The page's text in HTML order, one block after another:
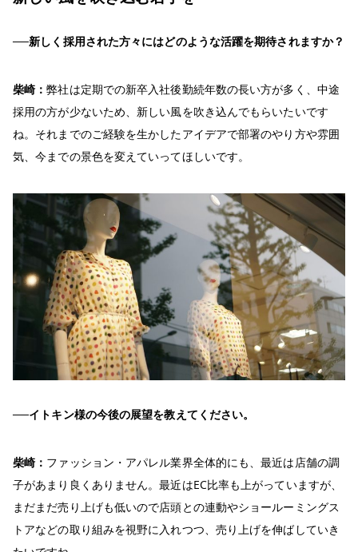
──新しく採用された方々にはどのような活躍を期待されますか？
柴崎：弊社は定期での新卒入社後勤続年数の長い方が多く、中途
採用の方が少ないため、新しい風を吹き込んでもらいたいです
ね。それまでのご経験を生かしたアイデアで部署のやり方や雰囲
気、今までの景色を変えていってほしいです。
──イトキン様の今後の展望を教えてください。
柴崎： ファッション・アパレル業界全体的にも、最近は店舗の調
子があまり良くありません。最近はEC比率も上がっていますが、
まだまだ売り上げも低いので店頭との連動やショールーミングス
トアなどの取り組みを視野に入れつつ、売り上げを伸ばしていき